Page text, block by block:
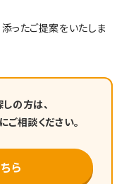
ったご提案をいたしま
の方は、
相談ください。
ら